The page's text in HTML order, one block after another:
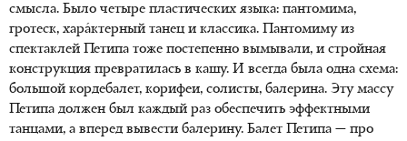
смысла. Было четыре пластических языка: пантомима,
гротеск, харáктерный танец и классика. Пантомиму из
спектаклей Петипа тоже постепенно вымывали, и стройная
конструкция превратилась в кашу. И всегда была одна схема:
большой кордебалет, корифеи, солисты, балерина. Эту массу
Петипа должен был каждый раз обеспечить эффектными
танцами, а вперед вывести балерину. Балет Петипа — про